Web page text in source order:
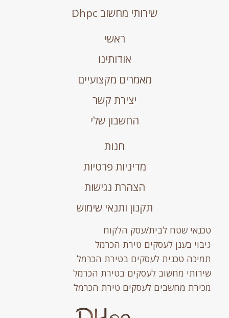
שירותי מחשוב Dhpc
ראשי
אודותינו
מאמרים מקצועיים
יצירת קשר
החשבון שלי
חנות
מדיניות פרטיות
הצהרת נגישות
תקנון ותנאי שימוש
טכנאי שטח לבית/עסק הלקוח
גיבוי בענן לעסקים טירת הכרמל
תמיכה טכנית לעסקים בטירת הכרמל
שירותי מחשוב לעסקים בטירת הכרמל
מכירת מחשבים לעסקים טירת הכרמל